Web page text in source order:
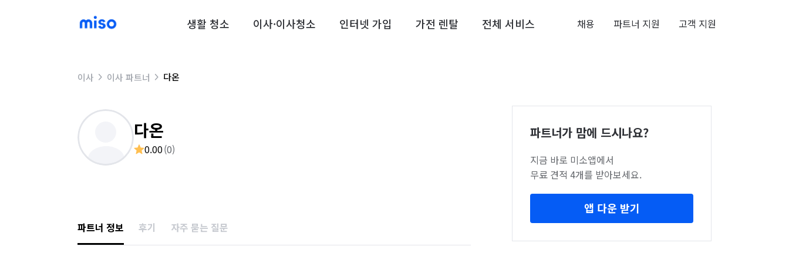
생활 청소 이사·이사청소 인터넷 가입 가전 렌탈 전체 서비스 채용 파트너 지원 고객 지원
이사 이사 파트너 다온
다온
0.00(0)
파트너 정보 후기 자주 묻는 질문
파트너가 맘에 드시나요?
지금 바로 미소앱에서
무료 견적 4개를 받아보세요.
앱 다운 받기